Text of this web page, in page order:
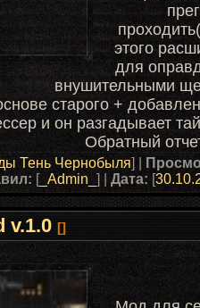
этого
для
внушительными
старого +
и он разгадывает
Обратный
Тень Чернобыля] |
[_Admin_ ] | Дата: [
v.1.0 []